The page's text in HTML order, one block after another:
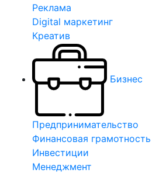
Реклама
Digital маркетинг
Креатив
Бизнес
Предпринимательство
Финансовая грамотность
Инвестиции
Менеджмент